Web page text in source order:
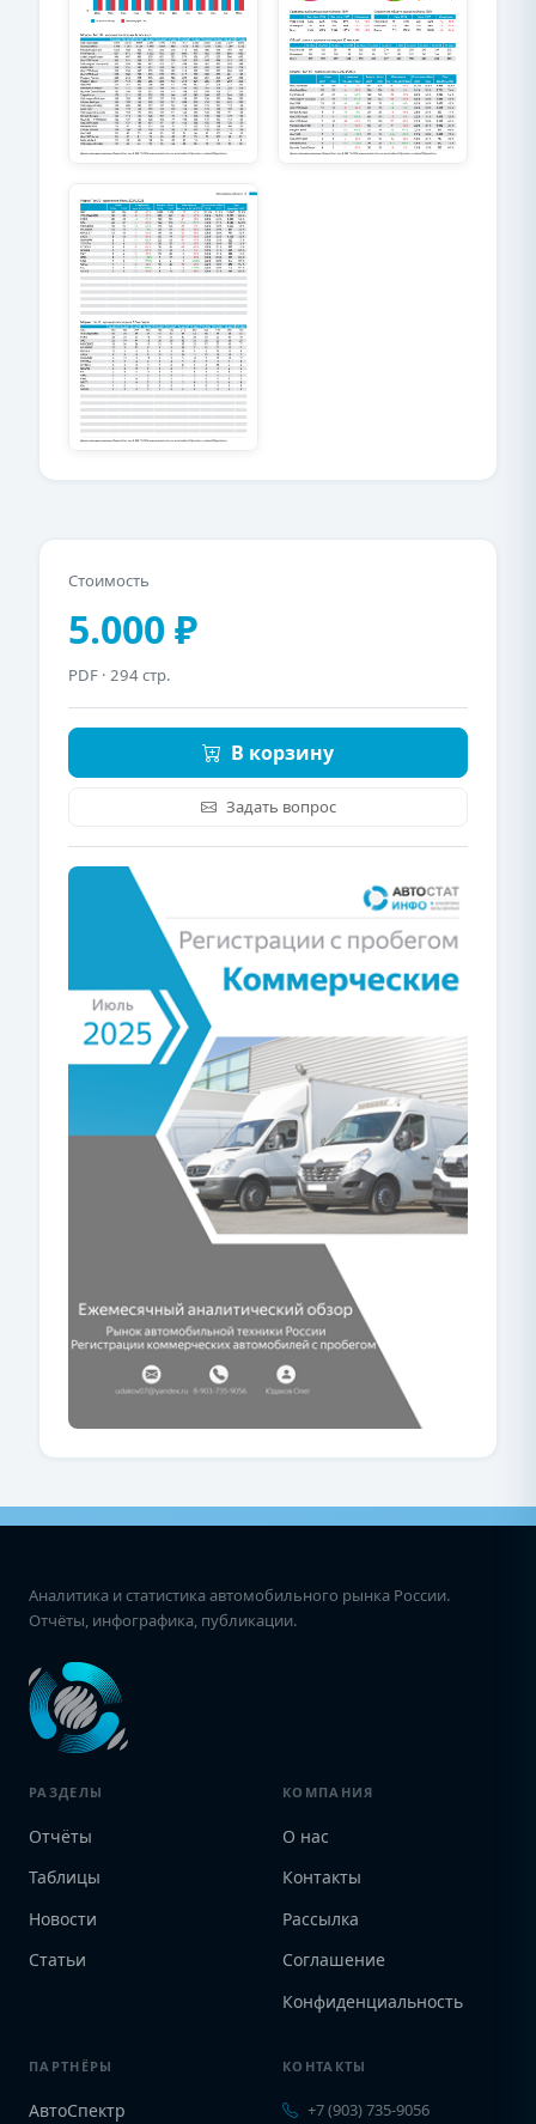
Стоимость
5.000 ₽
PDF · 294 стр.
В корзину
Задать вопрос
Аналитика и статистика автомобильного рынка России.
Отчёты, инфографика, публикации.
РАЗДЕЛЫ
Отчёты
Таблицы
Новости
Статьи
КОМПАНИЯ
О нас
Контакты
Рассылка
Соглашение
Конфиденциальность
ПАРТНЁРЫ
АвтоСпектр
КОНТАКТЫ
+7 (903) 735-9056